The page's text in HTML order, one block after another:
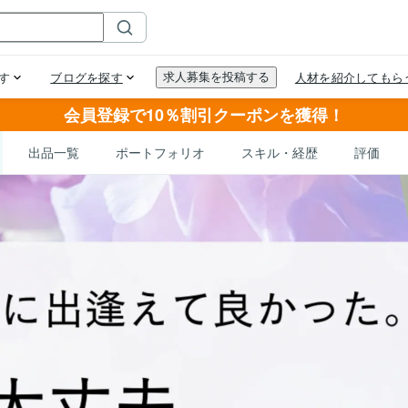
会員登録で10％割引クーポンを獲得！
出品一覧 ポートフォリオ スキル・経歴 評価